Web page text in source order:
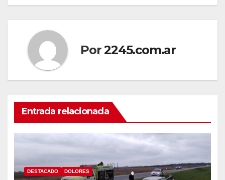
Por2245.com.ar
Entrada relacionada
DESTACADO DOLORES